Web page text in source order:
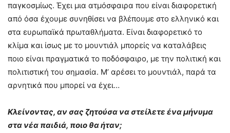
παγκοσμίως. Έχει μια ατμόσφαιρα που είναι διαφορετική
από όσα έχουμε συνηθίσει να βλέπουμε στο ελληνικό και
στα ευρωπαϊκά πρωταθλήματα. Είναι διαφορετικό το
κλίμα και ίσως με το μουντιάλ μπορείς να καταλάβεις
ποιο είναι πραγματικά το ποδόσφαιρο, με την πολιτική και
πολιτιστική του σημασία. Μ’ αρέσει το μουντιάλ, παρά τα
αρνητικά που μπορεί να έχει…
Κλείνοντας, αν σας ζητούσα να στείλετε ένα μήνυμα
στα νέα παιδιά, ποιο θα ήταν;